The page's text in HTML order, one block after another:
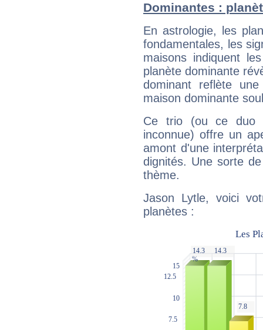
Dominantes :
En astrologie, les
fondamentales, les
maisons indiquent
planète dominante
dominant reflète
maison dominante
Ce trio (ou ce duo
inconnue) offre un
amont d'une
dignités. Une sorte
thème.
Jason Lytle, voici
planètes :